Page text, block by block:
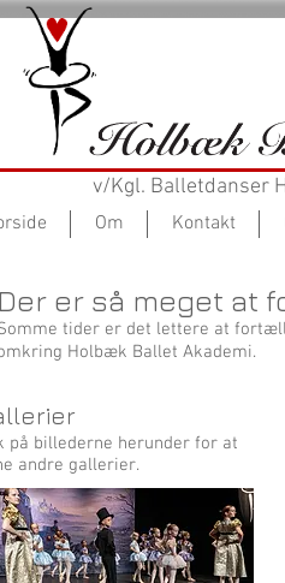
v/Kgl. Balletdanser
Om Kontakt
Der er så meget at
tider er det lettere at
Holbæk Ballet Akademi.
på billederne herunder for at
andre gallerier.